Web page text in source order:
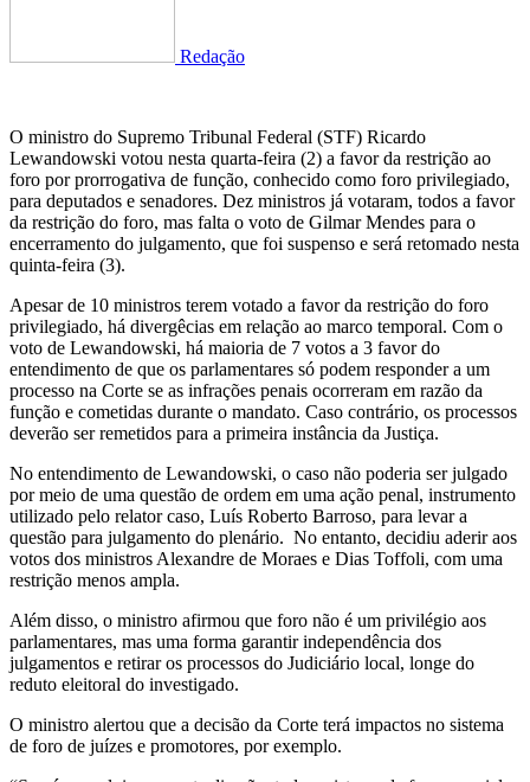
Redação
O ministro do Supremo Tribunal Federal (STF) Ricardo
Lewandowski votou nesta quarta-feira (2) a favor da restrição ao
foro por prorrogativa de função, conhecido como foro privilegiado,
para deputados e senadores. Dez ministros já votaram, todos a favor
da restrição do foro, mas falta o voto de Gilmar Mendes para o
encerramento do julgamento, que foi suspenso e será retomado nesta
quinta-feira (3).
Apesar de 10 ministros terem votado a favor da restrição do foro
privilegiado, há divergêcias em relação ao marco temporal. Com o
voto de Lewandowski, há maioria de 7 votos a 3 favor do
entendimento de que os parlamentares só podem responder a um
processo na Corte se as infrações penais ocorreram em razão da
função e cometidas durante o mandato. Caso contrário, os processos
deverão ser remetidos para a primeira instância da Justiça.
No entendimento de Lewandowski, o caso não poderia ser julgado
por meio de uma questão de ordem em uma ação penal, instrumento
utilizado pelo relator caso, Luís Roberto Barroso, para levar a
questão para julgamento do plenário. No entanto, decidiu aderir aos
votos dos ministros Alexandre de Moraes e Dias Toffoli, com uma
restrição menos ampla.
Além disso, o ministro afirmou que foro não é um privilégio aos
parlamentares, mas uma forma garantir independência dos
julgamentos e retirar os processos do Judiciário local, longe do
reduto eleitoral do investigado.
O ministro alertou que a decisão da Corte terá impactos no sistema
de foro de juízes e promotores, por exemplo.